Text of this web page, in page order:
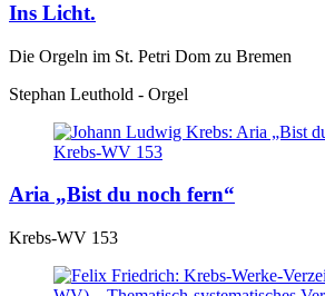
Ins Licht.
Die Orgeln im St. Petri Dom zu Bremen
Stephan Leuthold - Orgel
Aria „Bist du noch fern“
Krebs-WV 153